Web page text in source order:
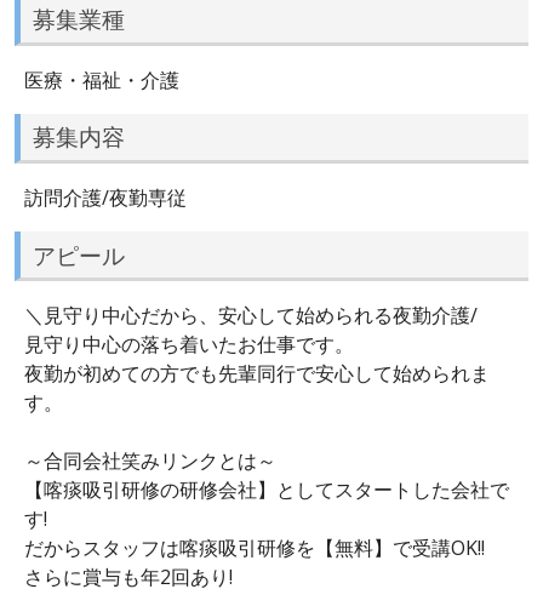
募集業種
医療・福祉・介護
募集内容
訪問介護/夜勤専従
アピール
＼見守り中心だから、安心して始められる夜勤介護/
見守り中心の落ち着いたお仕事です。
夜勤が初めての方でも先輩同行で安心して始められま
す。
～合同会社笑みリンクとは～
【喀痰吸引研修の研修会社】としてスタートした会社で
す!
だからスタッフは喀痰吸引研修を【無料】で受講OK!!
さらに賞与も年2回あり!